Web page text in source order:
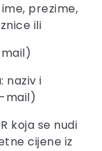
prezime,
ili
naziv i
mail)
koja se nudi
cijene iz